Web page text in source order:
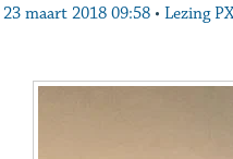
23 maart 2018 09:58 • Lezing